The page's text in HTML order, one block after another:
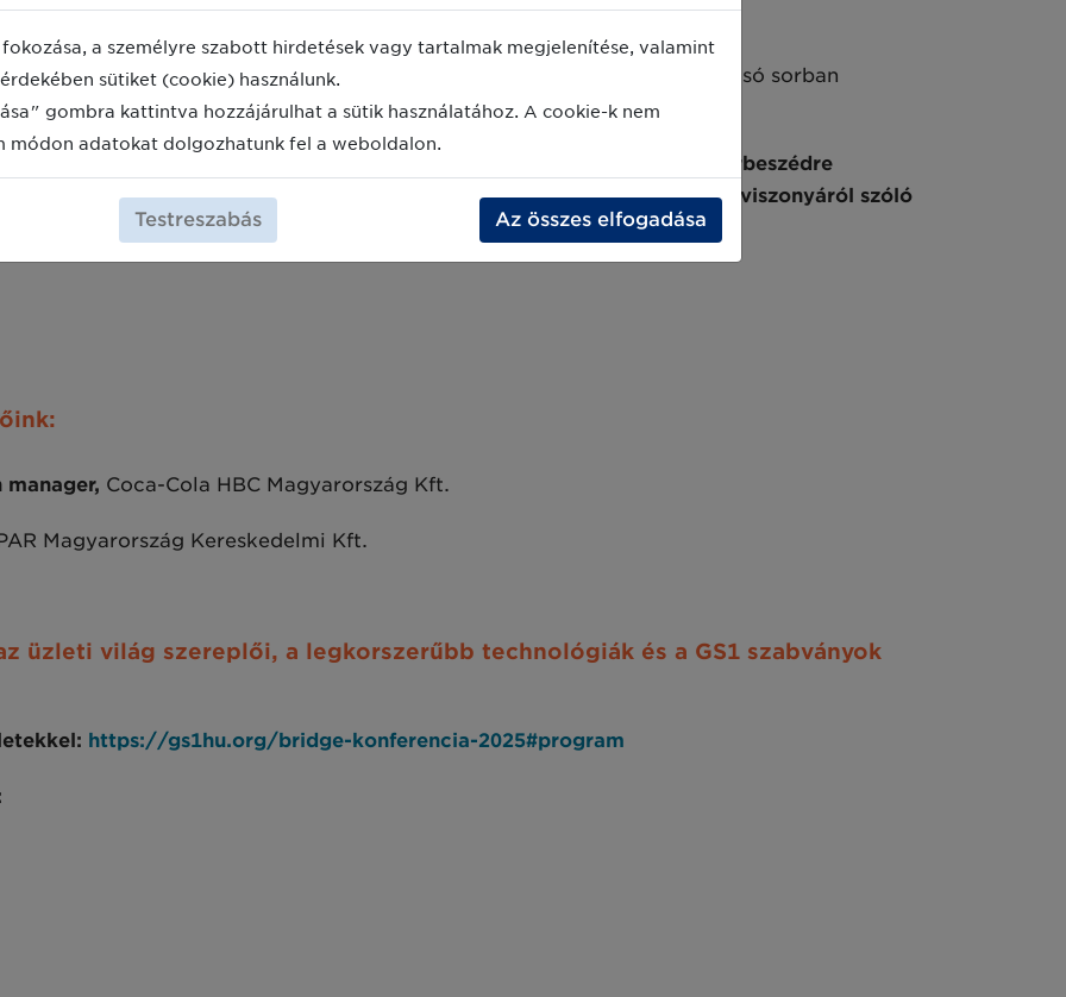
könnyebbé tenni?
kecsegtet, a szereplőket élőben is megszólaltatjuk, nem utolsó sorban
nem a hálózat, de a fenti kérdések csapdájából.
lehet áthidalni, közös nevezőre hozni, együttműködésre bírni, párbeszédre
eltérő feleket annak érdekében, hogy a kereskedők és gyártók viharos viszonyáról szóló
Coca-Cola HBC Magyarország Kft.
Magyarország Kereskedelmi Kft.
üzleti világ szereplői, a legkorszerűbb technológiák és a GS1 szabványok
https://gs1hu.org/bridge-konferencia-2025#program
a személyre szabott hirdetések vagy tartalmak megjelenítése, valamint
sütiket (cookie) használunk.
gombra kattintva hozzájárulhat a sütik használatához. A cookie-k nem
módon adatokat dolgozhatunk fel a weboldalon.
Testreszabás Az összes elfogadása